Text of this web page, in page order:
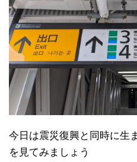
今日は震災復興と同時に生
を見てみましょう